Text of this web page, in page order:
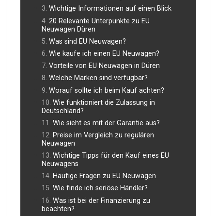
Wichtige Informationen auf einen Blick
20 Relevante Unterpunkte zu EU
Neuwagen Düren
Was sind EU Neuwagen?
Wie kaufe ich einen EU Neuwagen?
Vorteile von EU Neuwagen in Düren
Welche Marken sind verfügbar?
Worauf sollte ich beim Kauf achten?
Wie funktioniert die Zulassung in
Deutschland?
Wie sieht es mit der Garantie aus?
Preise im Vergleich zu regulären
Neuwagen
Wichtige Tipps für den Kauf eines EU
Neuwagens
Häufige Fragen zu EU Neuwagen
Wie finde ich seriöse Händler?
Was ist bei der Finanzierung zu
beachten?